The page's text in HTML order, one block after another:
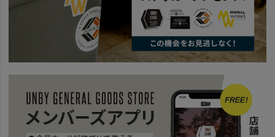
雑貨・日用品 GOLF
トラベルにもおすすめリュック（バックパック）